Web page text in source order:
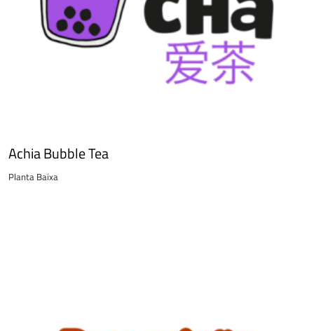
Achia Bubble Tea
Planta Baixa